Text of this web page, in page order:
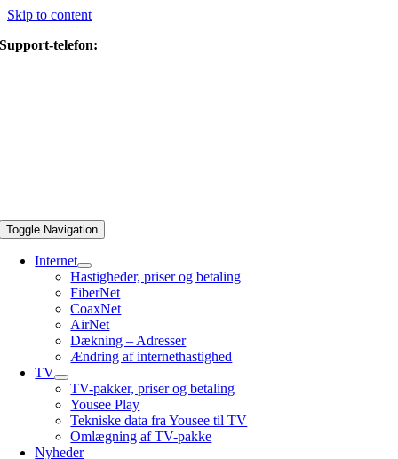
Skip to content
Support-telefon:
Toggle Navigation
Internet
Hastigheder, priser og betaling
FiberNet
CoaxNet
AirNet
Dækning – Adresser
Ændring af internethastighed
TV
TV-pakker, priser og betaling
Yousee Play
Tekniske data fra Yousee til TV
Omlægning af TV-pakke
Nyheder